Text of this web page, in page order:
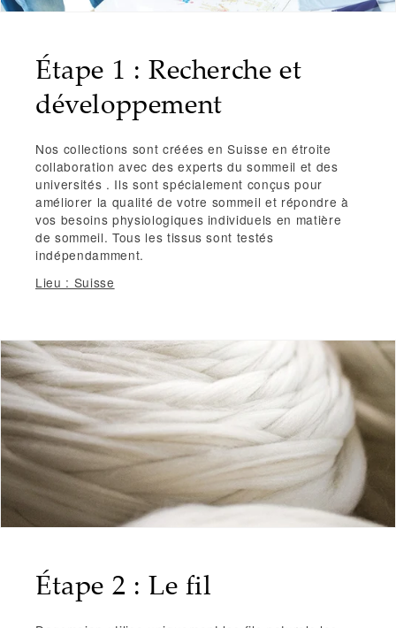
Étape 1 : Recherche et
développement
Nos collections sont crééesen Suisse en étroite
collaboration avec des experts du sommeil et des
universités . Ils sont spécialement conçus pour
améliorer la qualité de votre sommeil et répondre à
vos besoins physiologiques individuels en matière
de sommeil. Tous les tissus sont testés
indépendamment.
Lieu : Suisse
Étape 2 : Le fil